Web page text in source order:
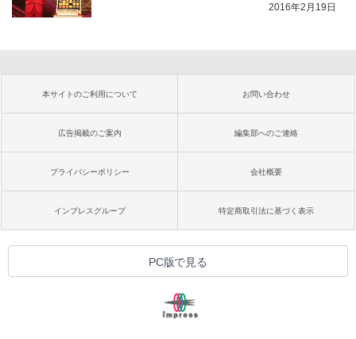
2016年2月19日
本サイトのご利用について お問い合わせ
広告掲載のご案内 編集部へのご連絡
プライバシーポリシー 会社概要
インプレスグループ 特定商取引法に基づく表示
PC版で見る